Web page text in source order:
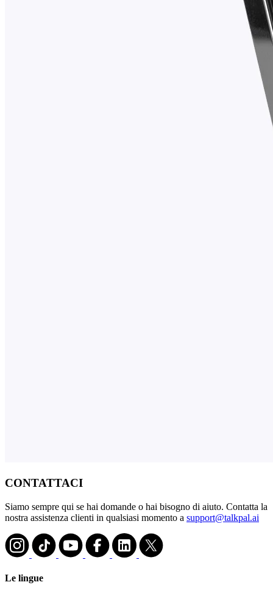
CONTATTACI
Siamo sempre qui se hai domande o hai bisogno di aiuto. Contatta la
nostra assistenza clienti in qualsiasi momento a support@talkpal.ai
Le lingue